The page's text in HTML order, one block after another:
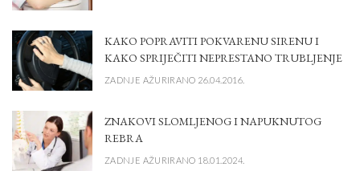
KAKO POPRAVITI POKVARENU SIRENU I
KAKO SPRIJEČITI NEPRESTANO TRUBLJENJE
ZADNJE AŽURIRANO 26.04.2016.
ZNAKOVI SLOMLJENOG I NAPUKNUTOG
REBRA
ZADNJE AŽURIRANO 18.01.2024.